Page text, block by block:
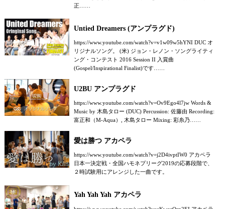
正……
Untied Dreamers (アンプラグド)
https://www.youtube.com/watch?v=v1w09w5hYNI DUC オ
リジナルソング。 (米) ジョン・レノン・ソングライティ
ング・コンテスト 2016 Session II 入賞曲
(Gospel/Inspirational Finalist)です……
U2BU アンプラグド
https://www.youtube.com/watch?v=Ov9Ego4l7jw Words &
Music by 木島タロー (DUC) Percussion: 佐藤由 Recording:
富正和（M-Aqua）, 木島タロー Mixing: 彩糸乃……
愛は勝つ アカペラ
https://www.youtube.com/watch?v=j2D4ivptIW0 アカペラ
日本一決定戦・全国ハモネプリーグ2019の応募段階で、
２時試験用にアレンジした一曲です。
Yah Yah Yah アカペラ